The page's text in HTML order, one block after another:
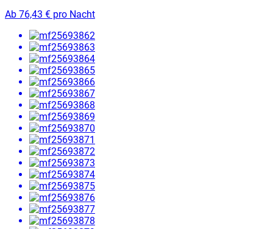
Ab 76,43 € pro Nacht